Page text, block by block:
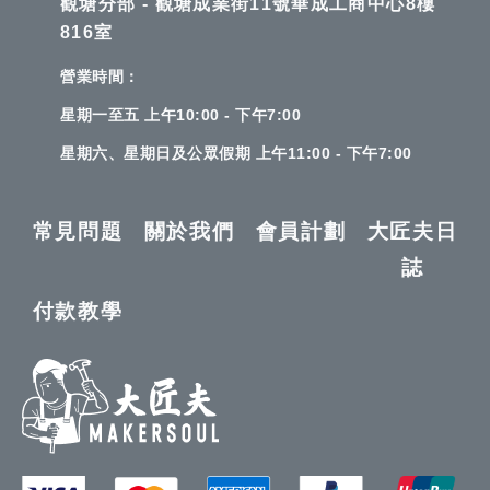
816室
營業時間：
星期一至五 上午10:00 - 下午7:00
星期六、星期日及公眾假期 上午11:00 - 下午7:00
常見問題 關於我們 會員計劃
大匠夫日
誌
付款教學